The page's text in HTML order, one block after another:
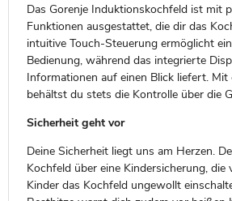
Das Gorenje Induktionskochfeld ist mit
Funktionen ausgestattet, die dir das
intuitive Touch-Steuerung ermöglicht
Bedienung, während das integrierte
Informationen auf einen Blick liefert.
behältst du stets die Kontrolle über die
Sicherheit geht vor
Deine Sicherheit liegt uns am Herzen.
Kochfeld über eine Kindersicherung, die
Kinder das Kochfeld ungewollt